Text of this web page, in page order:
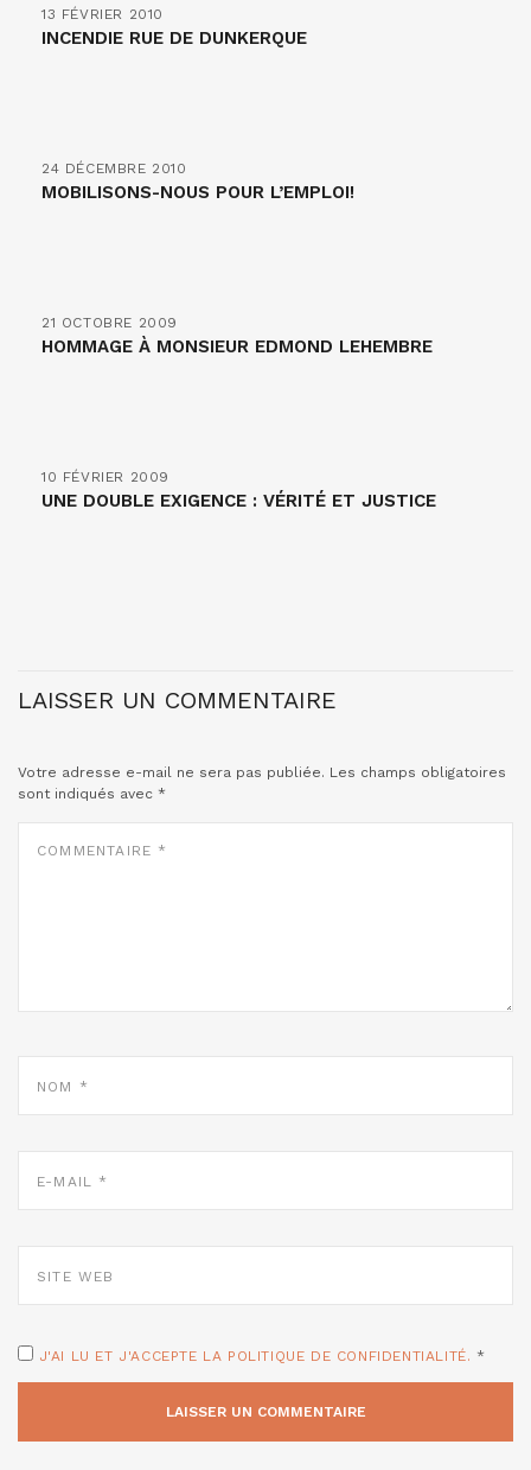
13 FÉVRIER 2010
INCENDIE RUE DE DUNKERQUE
24 DÉCEMBRE 2010
MOBILISONS-NOUS POUR L’EMPLOI!
21 OCTOBRE 2009
HOMMAGE À MONSIEUR EDMOND LEHEMBRE
10 FÉVRIER 2009
UNE DOUBLE EXIGENCE : VÉRITÉ ET JUSTICE
LAISSER UN COMMENTAIRE
Votre adresse e-mail ne sera pas publiée. Les champs obligatoires
sont indiqués avec *
MAIL
WEB
J'AI LU ET J'ACCEPTE LA POLITIQUE DE CONFIDENTIALITÉ. *